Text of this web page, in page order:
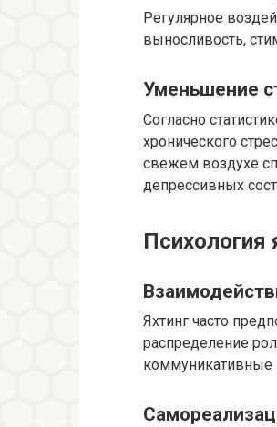
Регулярное
выносливость,
Уменьшение
Согласно
хронического
свежем воздухе
депрессивных
Психология
Яхтинг часто
распределение
коммуникативные